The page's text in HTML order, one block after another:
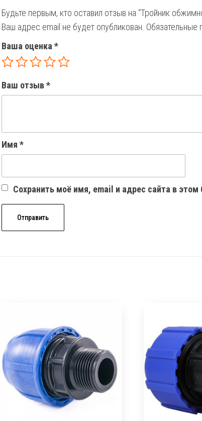
Будьте первым, кто оставил отзыв на “Тройник
Ваш адрес email не будет опубликован. Обязательные
Ваша оценка *
Ваш отзыв*
Имя *
Сохранить моё имя, email и адрес сайта в